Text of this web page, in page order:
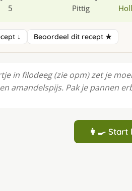
5 Pittig
↓ Beoordeel dit recept ★
in filodeeg (zie opm) zet je
amandelspijs. Pak je pannen
👩‍🍳 Start